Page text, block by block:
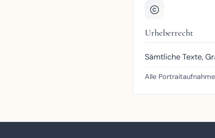
Urheberrecht
Sämtliche Texte,
Alle